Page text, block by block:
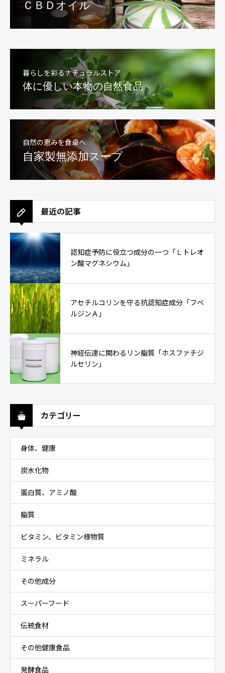
ＣＢＤオイル
暮らしを彩るナチュラルストア
体に優しい本物の自然食品
自然の恵みを食卓へ
自家製無添加スープ
最近の記事
認知症予防に役立つ成分の一つ「Ｌトレオ
ン酸マグネシウム」
アセチルコリンを守る抗認知症成分「フベ
ルジンＡ」
神経伝達に関わるリン脂質「ホスファチジ
ルセリン」
カテゴリー
身体、健康
炭水化物
蛋白質、アミノ酸
脂質
ビタミン、ビタミン様物質
ミネラル
その他成分
スーパーフード
伝統食材
その他健康食品
発酵食品